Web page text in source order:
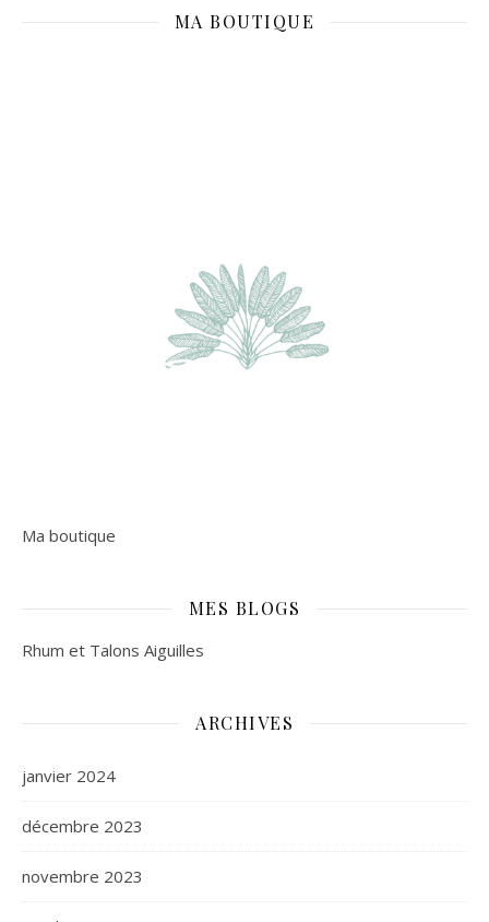
MA BOUTIQUE
Ma boutique
MES BLOGS
Rhum et Talons Aiguilles
ARCHIVES
janvier 2024
décembre 2023
novembre 2023